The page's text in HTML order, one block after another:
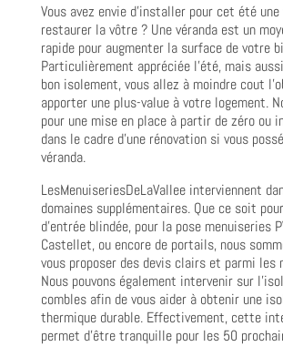
Vous avez envie d’installer pour cet été une
restaurer la vôtre ? Une véranda est un
rapide pour augmenter la surface de votre
Particulièrement appréciée l’été, mais
bon isolement, vous allez à moindre cout
apporter une plus-value à votre logement.
pour une mise en place à partir de zéro ou
dans le cadre d’une rénovation si vous
véranda.
LesMenuiseriesDeLaVallee interviennent
domaines supplémentaires. Que ce soit
d’entrée blindée, pour la pose menuiseries
Castellet, ou encore de portails, nous
vous proposer des devis clairs et parmi les
Nous pouvons également intervenir sur
combles afin de vous aider à obtenir une
thermique durable. Effectivement, cette
permet d’être tranquille pour les 50